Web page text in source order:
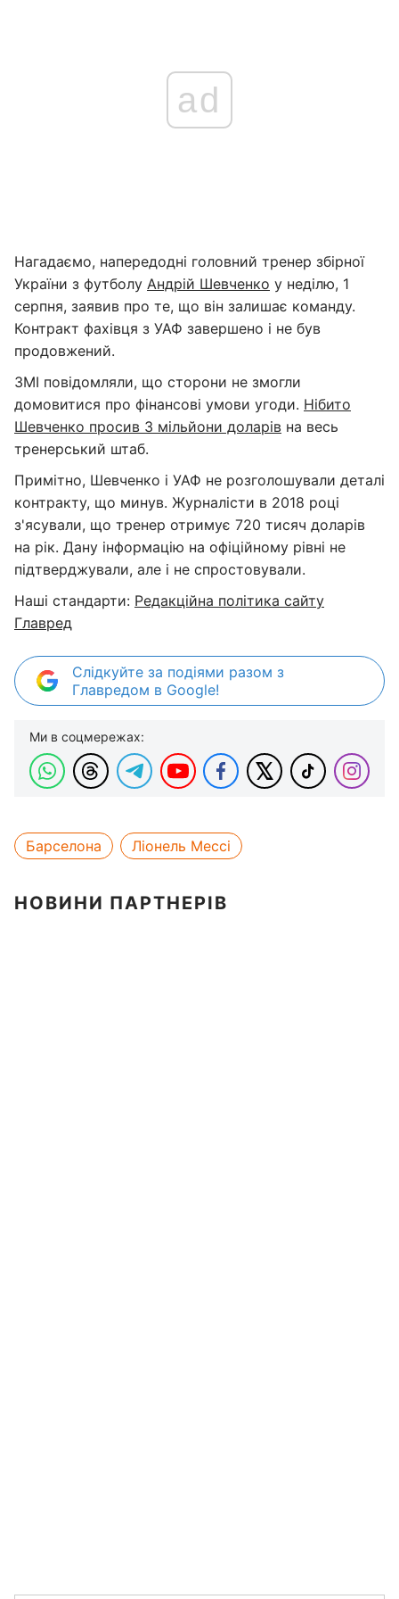
ad
Нагадаємо, напередодні головний тренер збірної
України з футболу Андрій Шевченко у неділю, 1
серпня, заявив про те, що він залишає команду.
Контракт фахівця з УАФ завершено і не був
продовжений.
ЗМІ повідомляли, що сторони не змогли
домовитися про фінансові умови угоди. Нібито
Шевченко просив 3 мільйони доларів на весь
тренерський штаб.
Примітно, Шевченко і УАФ не розголошували деталі
контракту, що минув. Журналісти в 2018 році
з'ясували, що тренер отримує 720 тисяч доларів
на рік. Дану інформацію на офіційному рівні не
підтверджували, але і не спростовували.
Наші стандарти: Редакційна політика сайту
Главред
Слідкуйте за подіями разом з
Главредом в Google!
Ми в соцмережах:
Барселона Ліонель Мессі
НОВИНИ ПАРТНЕРІВ